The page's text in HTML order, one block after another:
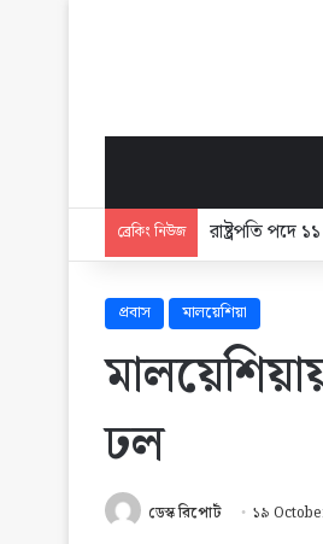
ব্রেকিং নিউজ আসন্ন
প্রবাস মালয়েশিয়া
ঢল
ডেস্ক রিপোর্ট ১৯